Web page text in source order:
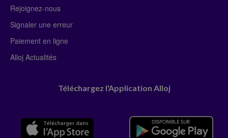
Rejoignez-nous
Signaler une erreur
Paiement en ligne
Alloj Actualités
Téléchargez l'Application Alloj